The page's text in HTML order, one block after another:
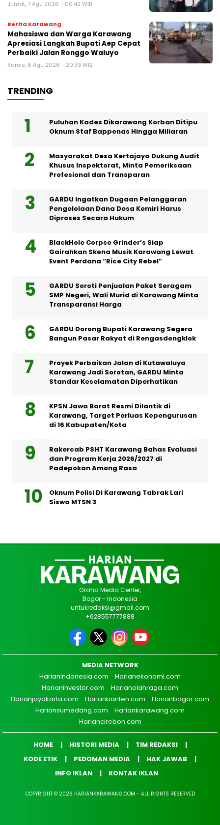
Jumat, 7 Agu 2026 - 00:42 WIB
Berita Karawang
Mahasiswa dan Warga Karawang
Apresiasi Langkah Bupati Aep Cepat
Perbaiki Jalan Ronggo Waluyo
Kamis, 6 Agu 2026 - 20:39 WIB
TRENDING
Puluhan Kades Dikarawang Korban Ditipu
Oknum Staf Bappenas Hingga Miliaran
Masyarakat Desa Kertajaya Dukung Audit
Khusus Inspektorat, Minta Pemeriksaan
Profesional dan Transparan
GARDU Ingatkan Dugaan Pelanggaran
Pengelolaan Dana Desa Kemiri Harus
Diproses Secara Hukum
BlackHole Corpse Grinder’s Siap
Gairahkan Skena Musik Karawang Lewat
Event Perdana “Rice City Rebel”
GARDU Soroti Penjualan Paket Seragam
SMP Negeri, Wali Murid di Karawang Minta
Transparansi Harga
GARDU Dorong Bupati Karawang Segera
Bangun Pasar Rakyat di Rengasdengklok
Proyek Perbaikan Jalan di Kutawaluya
Karawang Jadi Sorotan, GARDU Minta
Standar Keselamatan Diperhatikan
KPSN Jawa Barat Resmi Dilantik di
Karawang, Target Perluas Kepengurusan
di 16 Kabupaten/Kota
Rakercab PSHT Karawang Bahas Evaluasi
dan Program Kerja 2026/2027 di
Padepokan Among Rasa
Oknum Polisi Di Karawang Tabrak Lari
Siswa MTSN 3
Graha Media Center,
Bogor - Indonesia
untukredaksi@gmail.com
+628557777888
MEDIA NETWORK
Harianindonesia.com
Harianekonomi.com
Harianinvestor.com
Harianolahraga.com
Harianjayakarta.com
Harianbanten.com
Harianbogor.com
Hariansumedang.com
Hariankarawang.com
Hariancirebon.com
HOME HISTORI MEDIA
TIM REDAKSI
KODE ETIK
PEDOMAN MEDIA
HAK JAWAB
INFO IKLAN
KONTAK IKLAN
COPYRIGHT © 2026 HARIANKARAWANG.COM - ALL RIGHTS RESERVED